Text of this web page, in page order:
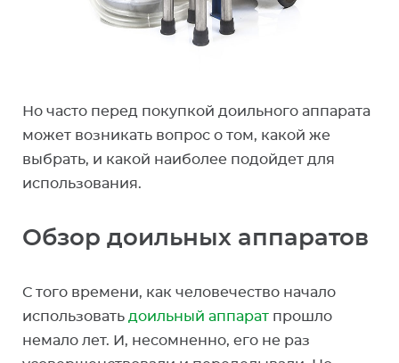
Но часто перед покупкой доильного аппарата
может возникать вопрос о том, какой же
выбрать, и какой наиболее подойдет для
использования.
Обзор доильных аппаратов
С того времени, как человечество начало
использовать доильный аппарат прошло
немало лет. И, несомненно, его не раз